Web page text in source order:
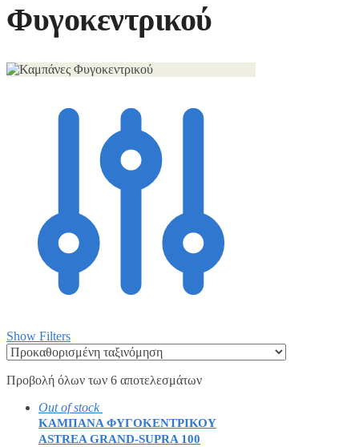
Φυγοκεντρικού
Show Filters
Προβολή όλων των 6 αποτελεσμάτων
Out of stock
ΚΑΜΠΑΝΑ ΦΥΓΟΚΕΝΤΡΙΚΟΥ
ASTREA GRAND-SUPRA 100